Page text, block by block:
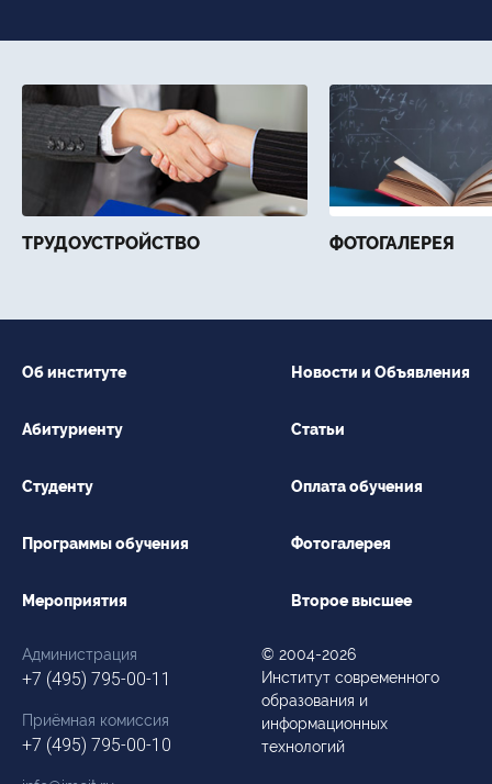
ТРУДОУСТРОЙСТВО ФОТОГАЛЕРЕЯ
Об институте
Абитуриенту
Студенту
Программы обучения
Мероприятия
Новости и Объявления
Статьи
Оплата обучения
Фотогалерея
Второе высшее
Администрация
+7 (495) 795-00-11
Приёмная комиссия
+7 (495) 795-00-10
© 2004-2026
Институт современного
образования и
информационных
технологий